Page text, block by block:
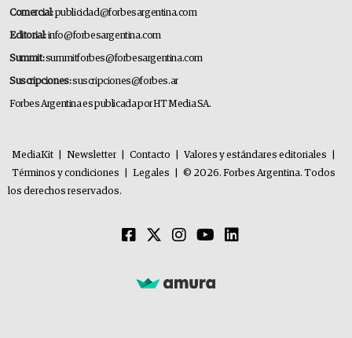
Comercial:publicidad@forbesargentina.com
Editorial:info@forbesargentina.com
Summit:summitforbes@forbesargentina.com
Suscripciones:suscripciones@forbes.ar
Forbes Argentina es publicada por HT Media SA.
MediaKit Newsletter Contacto Valores y estándares editoriales
Términos y condiciones
Legales
© 2026. Forbes Argentina. Todos
los derechos reservados.